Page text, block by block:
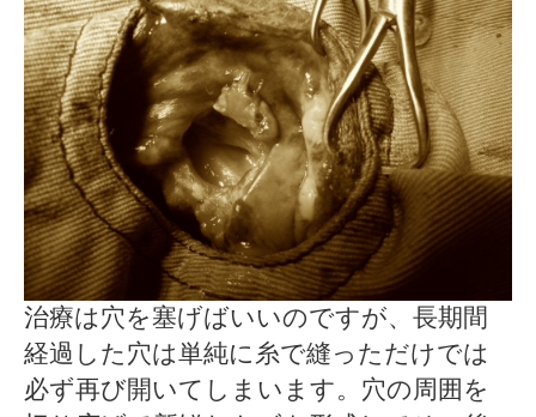
治療は穴を塞げばいいのですが、長期間
経過した穴は単純に糸で縫っただけでは
必ず再び開いてしまいます。穴の周囲を